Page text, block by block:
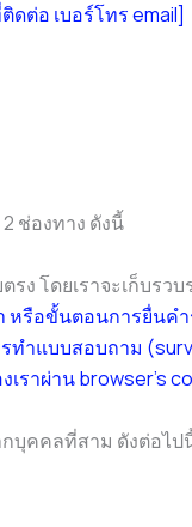
ต่อ เบอร์โทร email]
ช่องทาง ดังนี้
รง โดยเราจะเก็บ
รือขั้นตอนการยื่นคำ
ำแบบสอบถาม
ราผ่าน browser’s
บุคคลที่สาม ดังต่อไป